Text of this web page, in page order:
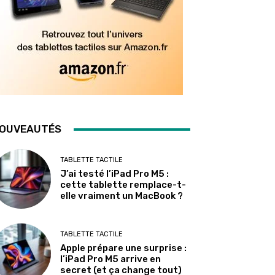
TABLETTE TACTILE
J’ai testé l’iPad Pro M5 :
cette tablette remplace-t-
elle vraiment un MacBook ?
TABLETTE TACTILE
Apple prépare une surprise :
l’iPad Pro M5 arrive en
secret (et ça change tout)